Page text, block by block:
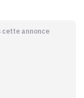
cette annonce